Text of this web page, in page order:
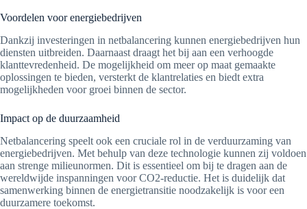
Voordelen voor energiebedrijven
Dankzij investeringen in netbalancering kunnen energiebedrijven hun
diensten uitbreiden. Daarnaast draagt het bij aan een verhoogde
klanttevredenheid. De mogelijkheid om meer op maat gemaakte
oplossingen te bieden, versterkt de klantrelaties en biedt extra
mogelijkheden voor groei binnen de sector.
Impact op de duurzaamheid
Netbalancering speelt ook een cruciale rol in de verduurzaming van
energiebedrijven. Met behulp van deze technologie kunnen zij voldoen
aan strenge milieunormen. Dit is essentieel om bij te dragen aan de
wereldwijde inspanningen voor CO2-reductie. Het is duidelijk dat
samenwerking binnen de energietransitie noodzakelijk is voor een
duurzamere toekomst.